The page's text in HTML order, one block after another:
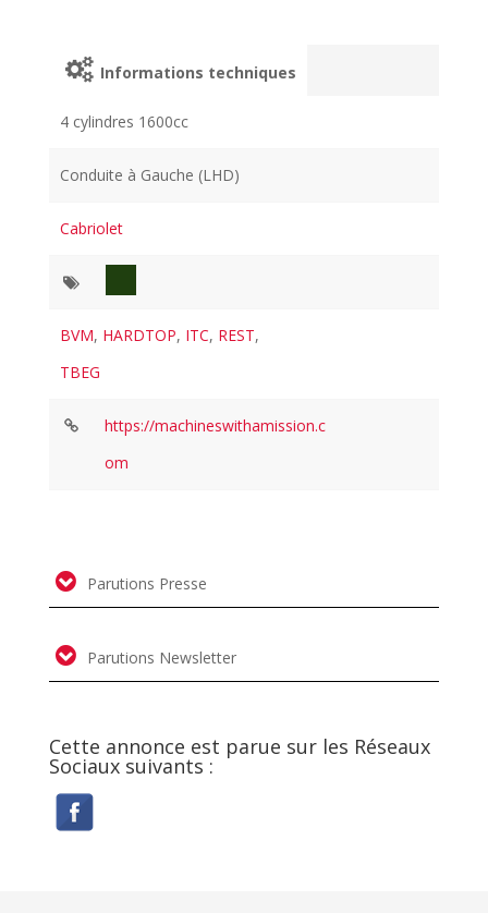
Informations techniques
4 cylindres 1600cc
Conduite à Gauche (LHD)
Cabriolet
BVM, HARDTOP, ITC, REST,
TBEG
https://machineswithamission.c
om
Parutions Presse
Parutions Newsletter
Cette annonce est parue sur les Réseaux
Sociaux suivants :